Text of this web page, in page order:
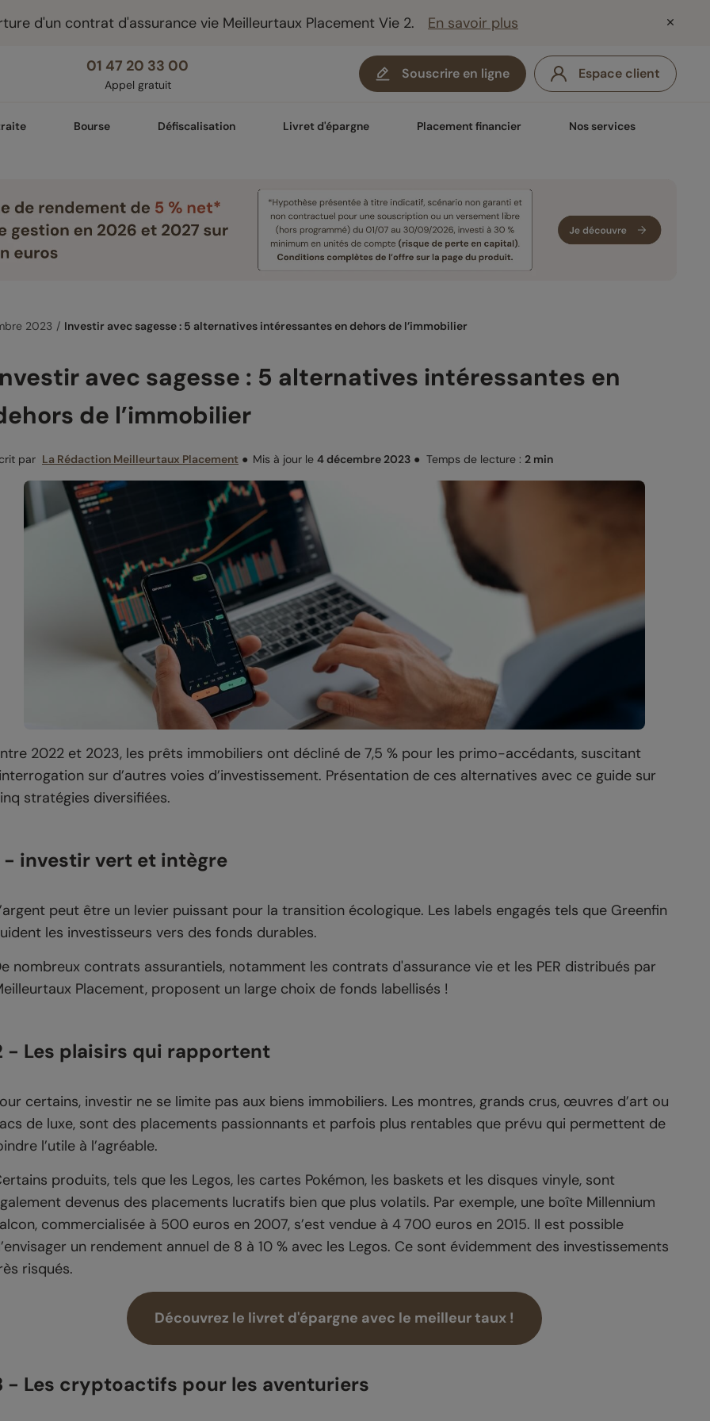
d'un contrat d'assurance vie Meilleurtaux Placement Vie 2. En savoir plus
01 47 20 33 00
Appel gratuit
Souscrire en ligne Espace client
Bourse Défiscalisation Livret d'épargne Placement financier Nos services
2023 Investir avec sagesse : 5 alternatives intéressantes en dehors de l’immobilier
avec sagesse : 5 alternatives intéressantes en
de l’immobilier
par La Rédaction Meilleurtaux Placement ● Mis à jour le 4 décembre 2023 ● Temps de lecture : 2 min
2022 et 2023, les prêts immobiliers ont décliné de 7,5 % pour les primo-accédants, suscitant
sur d’autres voies d’investissement. Présentation de ces alternatives avec ce guide sur
stratégies diversifiées.
- investir vert et intègre
peut être un levier puissant pour la transition écologique. Les labels engagés tels que Greenfin
les investisseurs vers des fonds durables.
nombreux contrats assurantiels, notamment les contrats d'assurance vie et les PER distribués par
Placement, proposent un large choix de fonds labellisés !
- Les plaisirs qui rapportent
certains, investir ne se limite pas aux biens immobiliers. Les montres, grands crus, œuvres d’art ou
de luxe, sont des placements passionnants et parfois plus rentables que prévu qui permettent de
l’utile à l’agréable.
produits, tels que les Legos, les cartes Pokémon, les baskets et les disques vinyle, sont
devenus des placements lucratifs bien que plus volatils. Par exemple, une boîte Millennium
commercialisée à 500 euros en 2007, s’est vendue à 4 700 euros en 2015. Il est possible
un rendement annuel de 8 à 10 % avec les Legos. Ce sont évidemment des investissements
risqués.
Découvrez le livret d'épargne avec le meilleur taux !
- Les cryptoactifs pour les aventuriers